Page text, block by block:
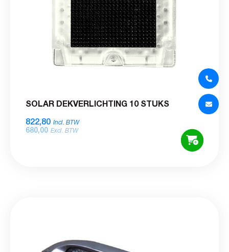
SOLAR DEKVERLICHTING 10 STUKS
822,80 Incl. BTW
680,00 Excl. BTW